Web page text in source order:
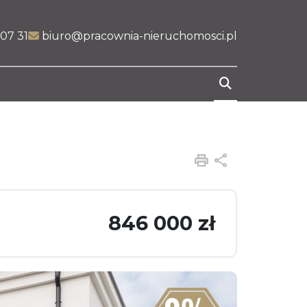
31 biuro@pracownia-nieruchomosci.pl
Drukuj
846 000 zł